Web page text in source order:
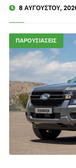
8 ΑΥΓΟΎΣΤΟΥ,
ΠΑΡΟΥΣΙΑΣΕΙΣ